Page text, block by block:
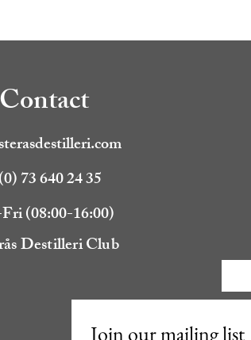
Contact
73 640 24 35
(08:00-16:00)
Destilleri Club
Join our mailing list